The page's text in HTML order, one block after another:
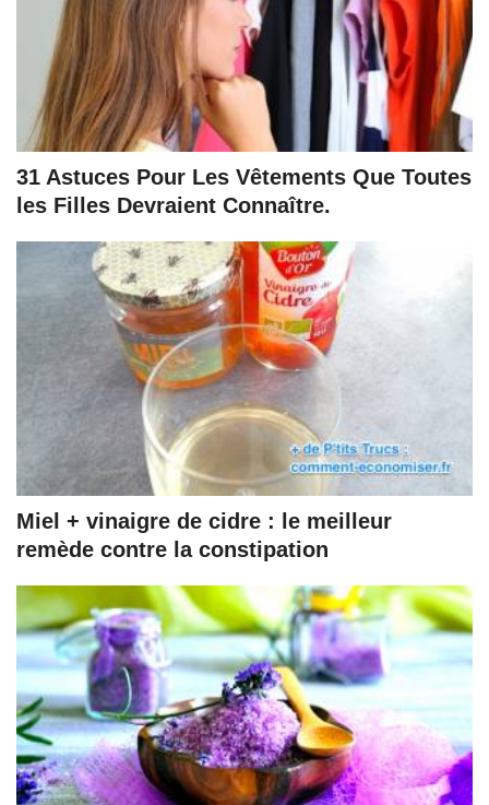
31 Astuces Pour Les Vêtements Que Toutes
les Filles Devraient Connaître.
Miel + vinaigre de cidre : le meilleur
remède contre la constipation